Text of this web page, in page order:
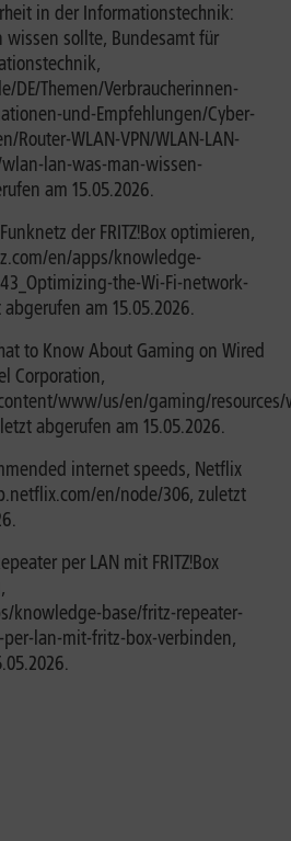
in der Informationstechnik:
wissen sollte, Bundesamt für
DE/Themen/Verbraucherinnen-
und-Empfehlungen/Cyber-
Router-WLAN-VPN/WLAN-LAN-
lan-was-man-wissen-
am 15.05.2026.
der FRITZ!Box optimieren,
en/apps/knowledge-
the-Wi-Fi-network-
abgerufen am 15.05.2026.
to Know About Gaming on Wired
Corporation,
www/us/en/gaming/resources/
abgerufen am 15.05.2026.
internet speeds, Netflix
en/node/306, zuletzt
per LAN mit FRITZ!Box
knowledge-base/fritz-repeater-
lan-mit-fritz-box-verbinden,